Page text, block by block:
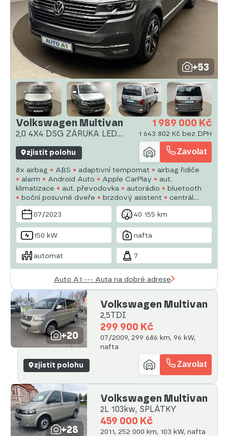
+53
Volkswagen Multivan
2,0 4X4 DSG ZÁRUKA LED
1MAJ CZ
1 989 000 Kč
1 643 802 Kč bez DPH
zjistit polohu Zavolat
8x airbag ABS adaptivní tempomat
airbag řidiče
alarm
Android Auto Apple CarPlay
aut.
klimatizace
aut. převodovka autorádio
bluetooth
boční posuvné dveře
brzdový asistent
centrál
dálkový
centrální zamykání
07/2023
40 155 km
150 kW nafta
automat 7
Auto A1 --- Auta na dobré adrese
+20
Volkswagen Multivan
2,5TDI
299 900 Kč
07/2009, 299 686 km, 96 kW,
nafta
zjistit polohu Zavolat
+28
Volkswagen Multivan
2L 103kw, SPLÁTKY
459 000 Kč
2011, 252 000 km, 103 kW, nafta